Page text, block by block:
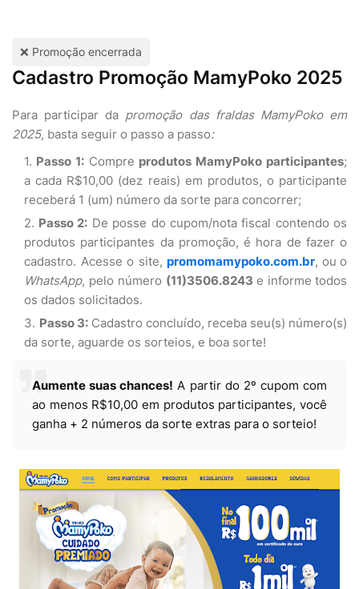
❌ Promoção encerrada
Cadastro Promoção MamyPoko 2025
Para participar da promoção das fraldas MamyPoko em
2025, basta seguir o passo a passo:
Passo 1:Compre produtos MamyPoko participantes;
a cada R$10,00 (dez reais) em produtos, o participante
receberá 1 (um) número da sorte para concorrer;
Passo 2: De posse do cupom/nota fiscal contendo os
produtos participantes da promoção, é hora de fazer o
cadastro. Acesse o site, promomamypoko.com.br, ou o
WhatsApp, pelo número (11)3506.8243 e informe todos
os dados solicitados.
Passo 3: Cadastro concluído, receba seu(s) número(s)
da sorte, aguarde os sorteios, e boa sorte!
Aumente suas chances! A partir do 2º cupom com
ao menos R$10,00 em produtos participantes, você
ganha + 2 números da sorte extras para o sorteio!